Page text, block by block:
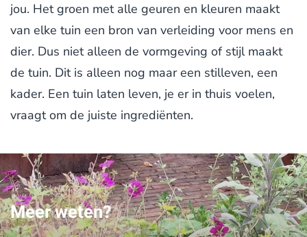
jou. Het groen met alle geuren en kleuren maakt
van elke tuin een bron van verleiding voor mens en
dier. Dus niet alleen de vormgeving of stijl maakt
de tuin. Dit is alleen nog maar een stilleven, een
kader. Een tuin laten leven, je er in thuis voelen,
vraagt om de juiste ingrediënten.
Meer weten?